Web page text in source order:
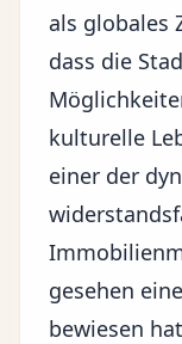
als globales
dass die
kulturelle
einer der
gesehen
bewiesen